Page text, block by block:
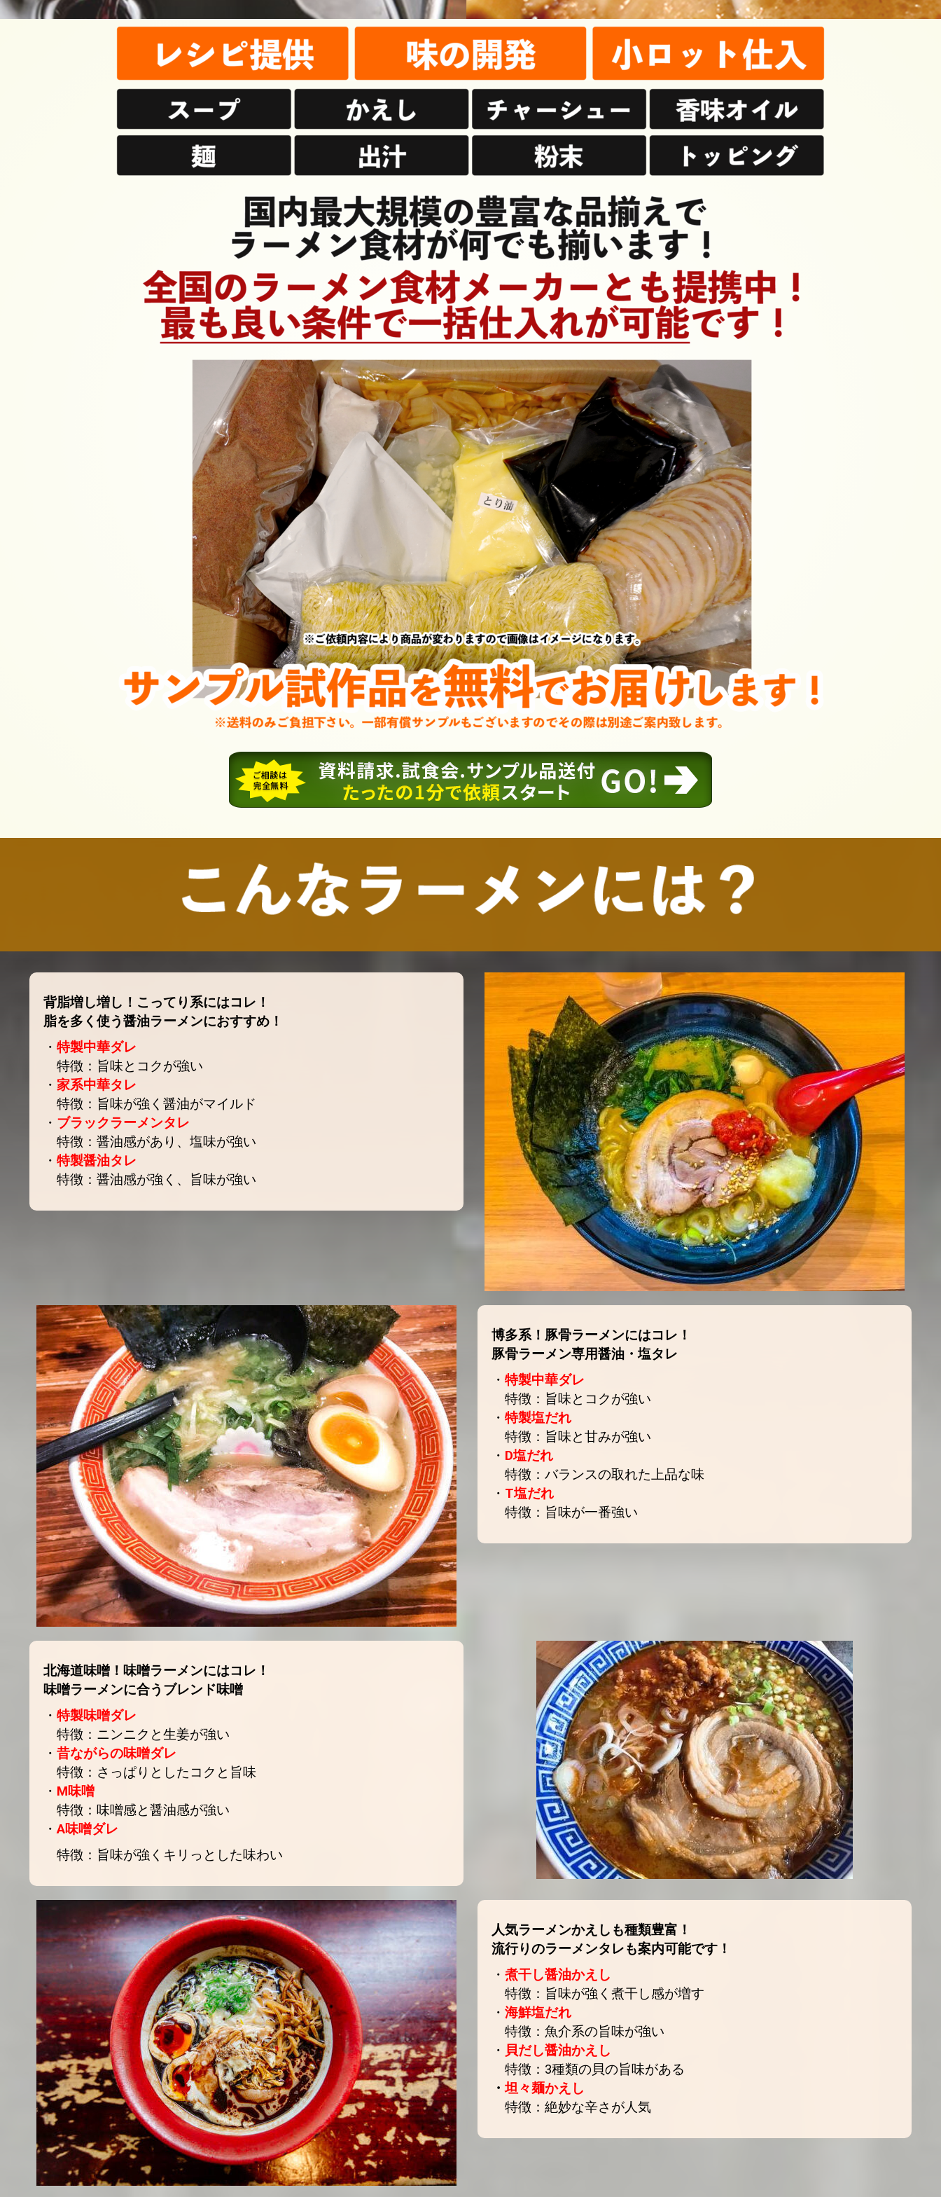
背脂増し増し！こってり系にはコレ！
脂を多く使う醤油ラーメンにおすすめ！
・ 特製中華ダレ
特徴：旨味とコクが強い
・ 家系中華タレ
特徴：旨味が強く醤油がマイルド
・ ブラックラーメンタレ
特徴：醤油感があり、塩味が強い
・ 特製醤油タレ
特徴：醤油感が強く、旨味が強い
博多系！豚骨ラーメンにはコレ！
豚骨ラーメン専用醤油・塩タレ
・ 特製中華ダレ
特徴：旨味とコクが強い
・ 特製塩だれ
特徴：旨味と甘みが強い
・ D塩だれ
特徴：バランスの取れた上品な味
・ T塩だれ
特徴：旨味が一番強い
北海道味噌！味噌ラーメンにはコレ！
味噌ラーメンに合うブレンド味噌
・ 特製味噌ダレ
特徴：ニンニクと生姜が強い
・ 昔ながらの味噌ダレ
特徴：さっぱりとしたコクと旨味
・ M味噌
特徴：味噌感と醤油感が強い
・A味噌ダレ
特徴：旨味が強くキリっとした味わい
人気ラーメンかえしも種類豊富！
流行りのラーメンタレも案内可能です！
・ 煮干し醤油かえし
特徴：旨味が強く煮干し感が増す
・ 海鮮塩だれ
特徴：魚介系の旨味が強い
・ 貝だし醤油かえし
特徴：3種類の貝の旨味がある
・坦々麺かえし
特徴：絶妙な辛さが人気